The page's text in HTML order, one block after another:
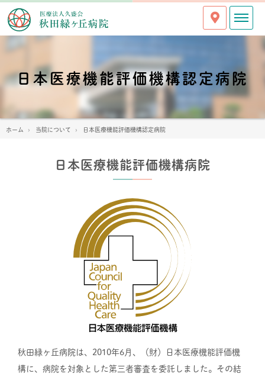
日本医療機能評価機構認定病院
ホーム 当院について 日本医療機能評価機構認定病院
日本医療機能評価機構病院
秋田緑ヶ丘病院は、2010年6月、（財）日本医療機能評価機
構に、病院を対象とした第三者審査を委託しました。その結